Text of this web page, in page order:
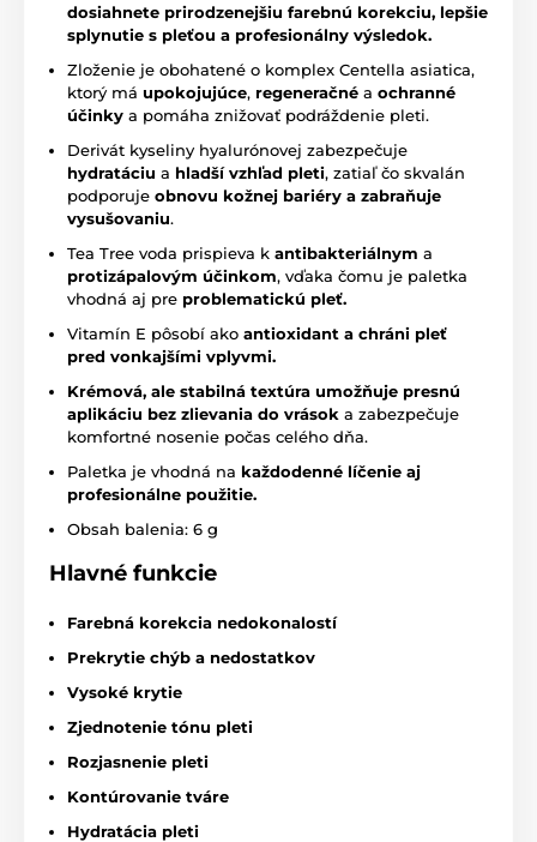
dosiahnete prirodzenejšiu farebnú korekciu, lepšie
splynutie s pleťou a profesionálny výsledok.
Zloženie je obohatené o komplex Centella asiatica,
ktorý má upokojujúce, regeneračné a ochranné
účinky a pomáha znižovať podráždenie pleti.
Derivát kyseliny hyalurónovej zabezpečuje
hydratáciu a hladší vzhľad pleti, zatiaľ čo skvalán
podporuje obnovu kožnej bariéry a zabraňuje
vysušovaniu.
Tea Tree voda prispieva k antibakteriálnym a
protizápalovým účinkom, vďaka čomu je paletka
vhodná aj pre problematickú pleť.
Vitamín E pôsobí ako antioxidant a chráni pleť
pred vonkajšími vplyvmi.
Krémová, ale stabilná textúra umožňuje presnú
aplikáciu bez zlievania do vrások a zabezpečuje
komfortné nosenie počas celého dňa.
Paletka je vhodná na každodenné líčenie aj
profesionálne použitie.
Obsah balenia: 6 g
Hlavné funkcie
Farebná korekcia nedokonalostí
Prekrytie chýb a nedostatkov
Vysoké krytie
Zjednotenie tónu pleti
Rozjasnenie pleti
Kontúrovanie tváre
Hydratácia pleti